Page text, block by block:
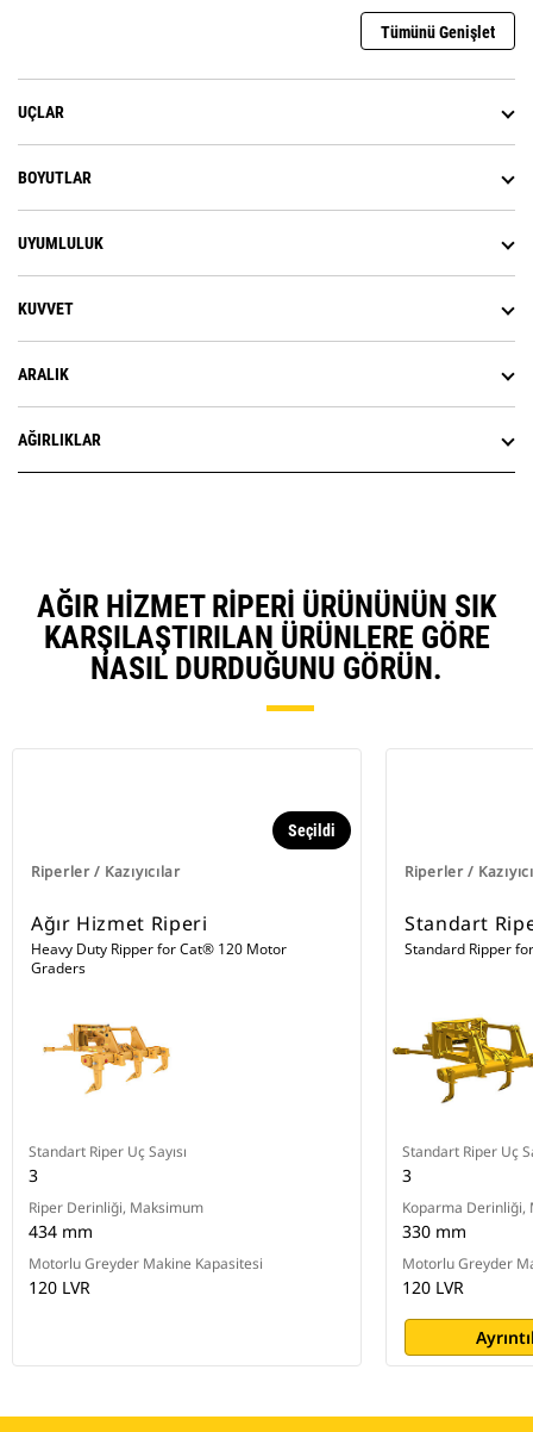
Tümünü Genişlet
UÇLAR
BOYUTLAR
UYUMLULUK
KUVVET
ARALIK
AĞIRLIKLAR
AĞIR HIZMET RIPERI ÜRÜNÜNÜN SIK
KARŞILAŞTIRILAN ÜRÜNLERE GÖRE
NASIL DURDUĞUNU GÖRÜN.
Riperler / Kazıyıcılar
Seçildi
Ağır Hizmet Riperi
Heavy Duty Ripper for Cat® 120 Motor
Graders
Standart Riper Uç Sayısı
3
Riper Derinliği, Maksimum
434 mm
Motorlu Greyder Makine Kapasitesi
120 LVR
Riperler /
Standart
Standard Ripper
Standart Riper Uç
3
Koparma Derinliği,
330 mm
Motorlu Greyder
120 LVR